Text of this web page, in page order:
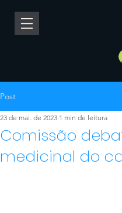
Post
Comissão
medicinal do
23 de mai. de 2023 1 min de leitura